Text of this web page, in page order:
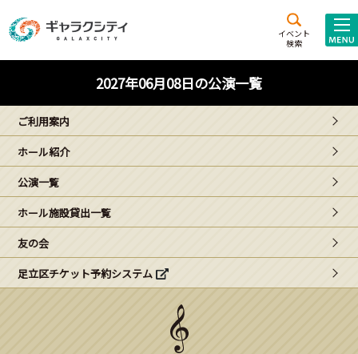
イベント
検索
施設案内
西新井
文化ホール
ギャラクシティとは
こどもみーてぃんぐ
Gがくえん
ブランドからのお知らせ
2027年06月08日の公演一覧
ご利用案内
ホール紹介
公演一覧
ホール施設貸出一覧
友の会
足立区チケット予約システム